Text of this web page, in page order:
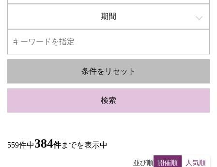
期間
条件をリセット
検索
559件中384件までを表示中
並び順 開催順 人気順